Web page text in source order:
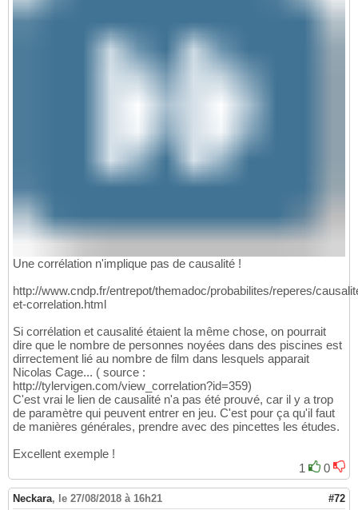
Une corrélation n'implique pas de causalité !
http://www.cndp.fr/entrepot/themadoc/probabilites/reperes/
et-correlation.html
Si corrélation et causalité étaient la même chose, on pourrait
dire que le nombre de personnes noyées dans des piscines est
dirrectement lié au nombre de film dans lesquels apparait
Nicolas Cage... ( source :
http://tylervigen.com/view_correlation?id=359)
C'est vrai le lien de causalité n'a pas été prouvé, car il y a trop
de paramètre qui peuvent entrer en jeu. C'est pour ça qu'il faut
de manières générales, prendre avec des pincettes les études.
Excellent exemple !
1
0
Neckara, le 27/08/2018 à 16h21 #72